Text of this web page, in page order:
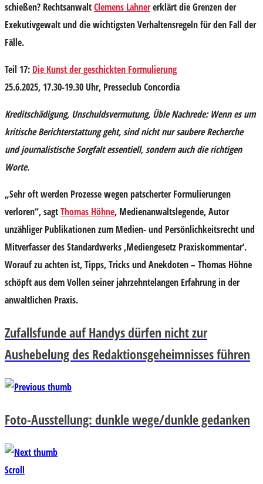
schießen? RechtsanwaltClemens Lahnererklärt die Grenzen der
Exekutivgewalt und die wichtigsten Verhaltensregeln für den Fall der
Fälle.
Teil 17: Die Kunst der geschickten Formulierung
25.6.2025, 17.30-19.30 Uhr, Presseclub Concordia
Kreditschädigung, Unschuldsvermutung, Üble Nachrede: Wenn es um
kritische Berichterstattung geht, sind nicht nur saubere Recherche
und journalistische Sorgfalt essentiell, sondern auch die richtigen
Worte.
„Sehr oft werden Prozesse wegen patscherter Formulierungen
verloren“, sagtThomas Höhne, Medienanwaltslegende, Autor
unzähliger Publikationen zum Medien- und Persönlichkeitsrecht und
Mitverfasser des Standardwerks ‚Mediengesetz Praxiskommentar‘.
Worauf zu achten ist, Tipps, Tricks und Anekdoten – Thomas Höhne
schöpft aus dem Vollen seiner jahrzehntelangen Erfahrung in der
anwaltlichen Praxis.
Zufallsfunde auf Handys dürfen nicht zur
Aushebelung des Redaktionsgeheimnisses führen
Foto-Ausstellung: dunkle wege/dunkle gedanken
Scroll